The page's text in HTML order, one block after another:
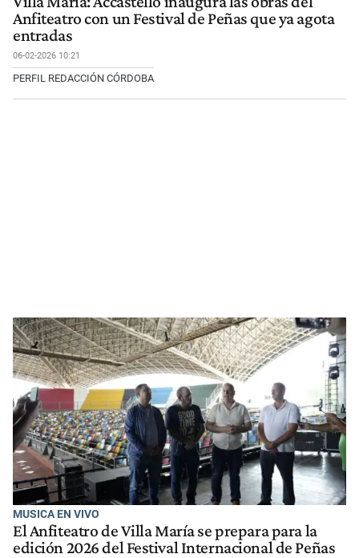
Anfiteatro con un Festival de Peñas que ya agota
entradas
06-02-2026 10:21
PERFIL REDACCIÓN CÓRDOBA
MUSICA EN VIVO
El Anfiteatro de Villa María se prepara para la
edición 2026 del Festival Internacional de Peñas